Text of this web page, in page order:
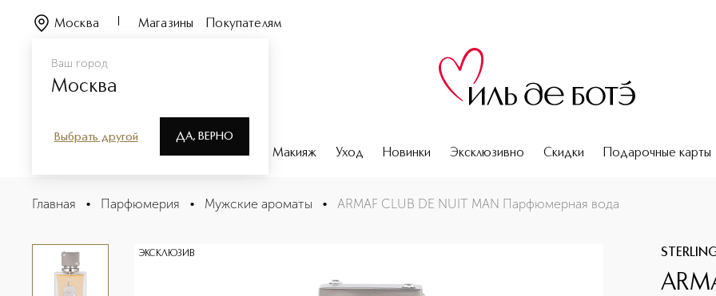
Ваш город
Москва
Выбрать другой ДА, ВЕРНО
Москва Магазины Покупателям
Парфюмерия Макияж Уход Новинки Эксклюзивно Скидки Подарочные карты
ARMAF CLUB DE NUIT MAN Парфюмерная вода
Описание
Главная • Парфюмерия • Мужские ароматы • ARMAF CLUB DE NUIT MAN Парфюмерная вода
ЭКСКЛЮЗИВ